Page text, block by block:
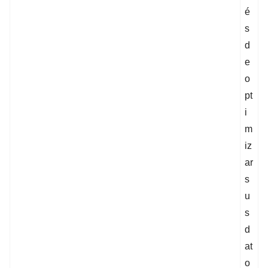
é
s
d
e
o
pt
i
m
iz
ar
s
u
s
d
at
o